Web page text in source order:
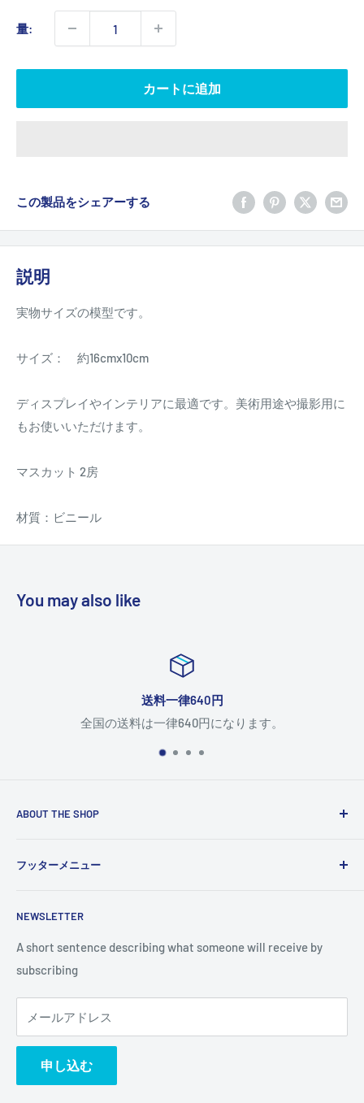
価
格
量:
カートに追加
この製品をシェアーする
説明
実物サイズの模型です。
サイズ： 約16cmx10cm
ディスプレイやインテリアに最適です。美術用途や撮影用に
もお使いいただけます。
マスカット 2房
材質：ビニール
You may also like
送料一律640円
全国の送料は一律640円になります。
ABOUT THE SHOP
and vision. You can change it in the theme settings.
フッターメニュー
NEWSLETTER
A short sentence describing what someone will receive by
subscribing
メールアドレス
申し込む